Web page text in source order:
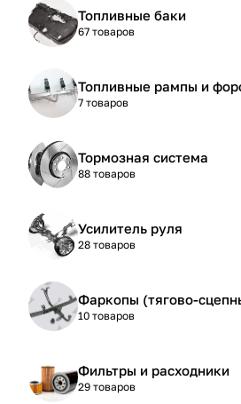
Топливные баки
67 товаров
Топливные рампы и
7 товаров
Тормозная система
88 товаров
Усилитель руля
28 товаров
Фаркопы (тягово-
10 товаров
Фильтры и расходники
29 товаров